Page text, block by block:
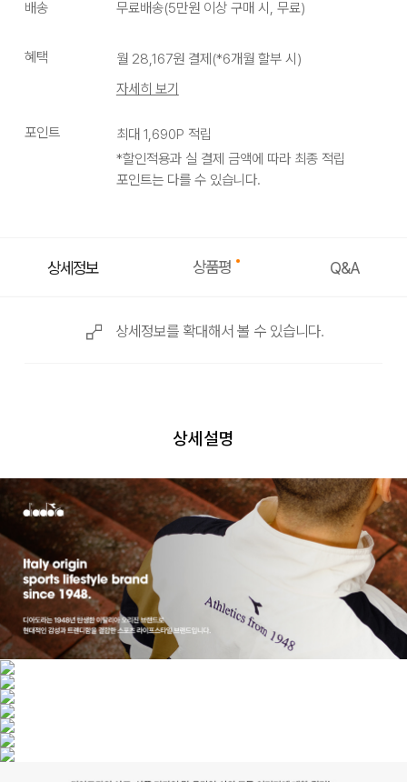
배송 무료배송(5만원 이상 구매 시, 무료)
혜택 월 28,167원 결제(*6개월 할부 시)
자세히 보기
포인트 최대 1,690P 적립
*할인적용과 실 결제 금액에 따라 최종 적립
포인트는 다를 수 있습니다.
상세정보 상품평 Q&A
상세정보를 확대해서 볼 수 있습니다.
상세설명